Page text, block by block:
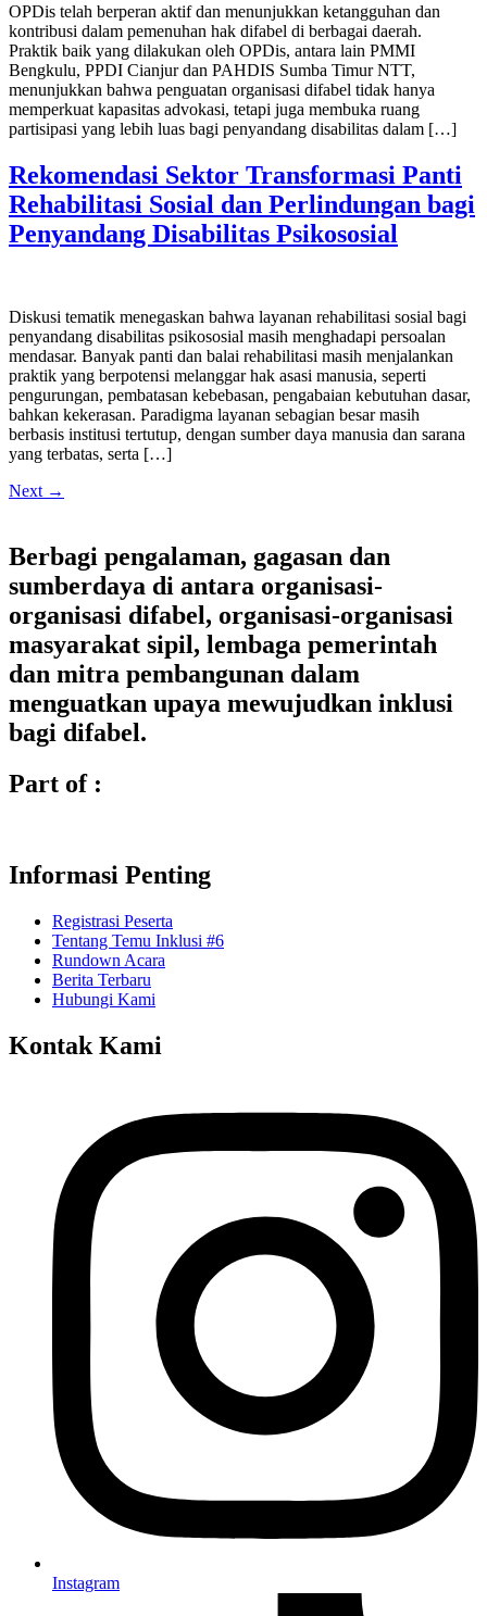
OPDis telah berperan aktif dan menunjukkan ketangguhan dan
kontribusi dalam pemenuhan hak difabel di berbagai daerah.
Praktik baik yang dilakukan oleh OPDis, antara lain PMMI
Bengkulu, PPDI Cianjur dan PAHDIS Sumba Timur NTT,
menunjukkan bahwa penguatan organisasi difabel tidak hanya
memperkuat kapasitas advokasi, tetapi juga membuka ruang
partisipasi yang lebih luas bagi penyandang disabilitas dalam […]
Rekomendasi Sektor Transformasi Panti
Rehabilitasi Sosial dan Perlindungan bagi
Penyandang Disabilitas Psikososial
Diskusi tematik menegaskan bahwa layanan rehabilitasi sosial bagi
penyandang disabilitas psikososial masih menghadapi persoalan
mendasar. Banyak panti dan balai rehabilitasi masih menjalankan
praktik yang berpotensi melanggar hak asasi manusia, seperti
pengurungan, pembatasan kebebasan, pengabaian kebutuhan dasar,
bahkan kekerasan. Paradigma layanan sebagian besar masih
berbasis institusi tertutup, dengan sumber daya manusia dan sarana
yang terbatas, serta […]
Next →
Berbagi pengalaman, gagasan dan
sumberdaya di antara organisasi-
organisasi difabel, organisasi-organisasi
masyarakat sipil, lembaga pemerintah
dan mitra pembangunan dalam
menguatkan upaya mewujudkan inklusi
bagi difabel.
Part of :
Informasi Penting
Registrasi Peserta
Tentang Temu Inklusi #6
Rundown Acara
Berita Terbaru
Hubungi Kami
Kontak Kami
Instagram